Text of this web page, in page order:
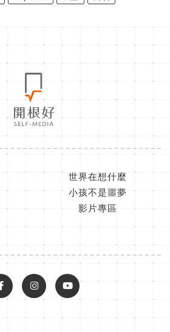
世界在想什麼
小孩不是噩夢
影片專區